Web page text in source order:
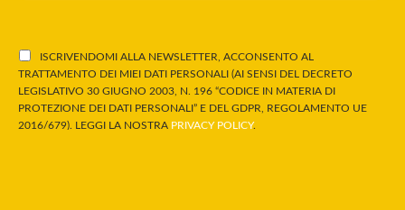
ISCRIVENDOMI ALLA NEWSLETTER, ACCONSENTO AL
TRATTAMENTO DEI MIEI DATI PERSONALI (AI SENSI DEL DECRETO
LEGISLATIVO 30 GIUGNO 2003, N. 196 “CODICE IN MATERIA DI
PROTEZIONE DEI DATI PERSONALI” E DEL GDPR, REGOLAMENTO UE
2016/679). LEGGI LA NOSTRA PRIVACY POLICY.